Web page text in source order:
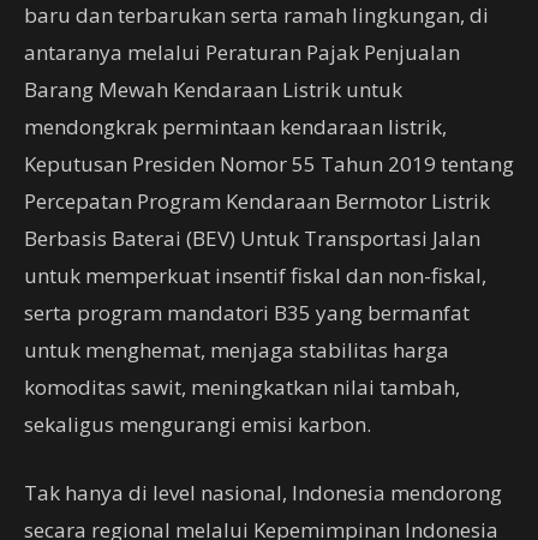
baru dan terbarukan serta ramah lingkungan, di
antaranya melalui Peraturan Pajak Penjualan
Barang Mewah Kendaraan Listrik untuk
mendongkrak permintaan kendaraan listrik,
Keputusan Presiden Nomor 55 Tahun 2019 tentang
Percepatan Program Kendaraan Bermotor Listrik
Berbasis Baterai (BEV) Untuk Transportasi Jalan
untuk memperkuat insentif fiskal dan non-fiskal,
serta program mandatori B35 yang bermanfat
untuk menghemat, menjaga stabilitas harga
komoditas sawit, meningkatkan nilai tambah,
sekaligus mengurangi emisi karbon.
Tak hanya di level nasional, Indonesia mendorong
secara regional melalui Kepemimpinan Indonesia